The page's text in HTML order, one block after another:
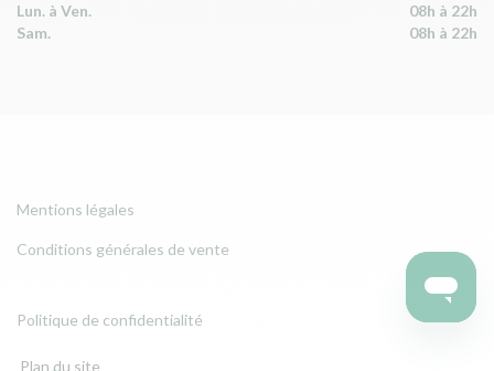
Lun. à Ven.
08h à 22h
Sam.
08h à 22h
Mentions légales
Conditions générales de vente
Politique de confidentialité
Plan du site